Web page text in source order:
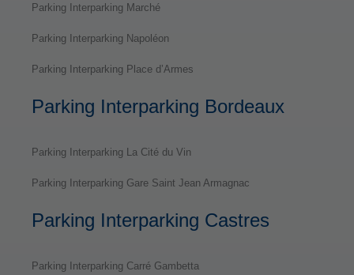
Parking Interparking Marché
Parking Interparking Napoléon
Parking Interparking Place d’Armes
Parking Interparking Bordeaux
Parking Interparking La Cité du Vin
Parking Interparking Gare Saint Jean Armagnac
Parking Interparking Castres
Parking Interparking Carré Gambetta